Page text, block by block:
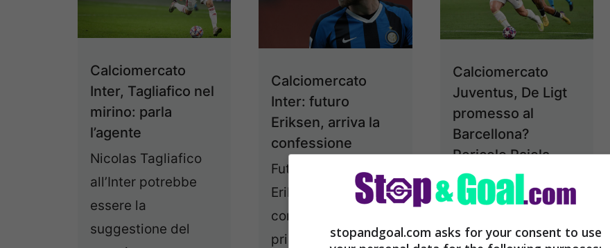
Calciomercato
Inter, Tagliafico nel
mirino: parla
l’agente
Nicolas Tagliafico
all’Inter potrebbe
essere la
suggestione del
Calciomercato
Inter: futuro
Eriksen, arriva la
confessione
Futuro Christian
Eriksen, arriva la
confessione del
primo presidente
Calciomercato
Juventus, De Ligt
promesso al
Barcellona?
Pericolo Raiola
La Juventus
continua il suo
calciomercato, e lo
stopandgoal.com asks for your consent to use